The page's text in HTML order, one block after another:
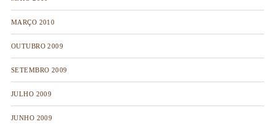
MARÇO 2010
OUTUBRO 2009
SETEMBRO 2009
JULHO 2009
JUNHO 2009